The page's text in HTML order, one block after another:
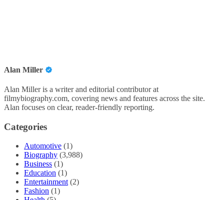
Alan Miller
Alan Miller is a writer and editorial contributor at
filmybiography.com, covering news and features across the site.
Alan focuses on clear, reader-friendly reporting.
Categories
Automotive (1)
Biography (3,988)
Business (1)
Education (1)
Entertainment(2)
Fashion (1)